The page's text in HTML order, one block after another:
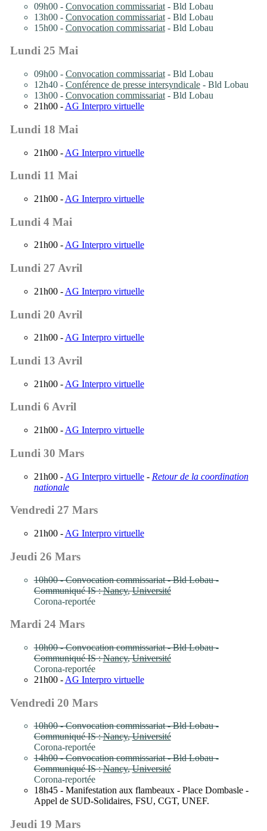
Jeudi 19 Mars
Vendredi 20 Mars
10h00 - Convocation commissariat - Bld Lobau -
Communiqué IS :Nancy,Université
Corona-reportée
14h00 - Convocation commissariat - Bld Lobau -
Communiqué IS :Nancy,Université
Corona-reportée
18h45 - Manifestation aux flambeaux - Place Dombasle -
Appel de SUD-Solidaires, FSU, CGT, UNEF.
Mardi 24 Mars
10h00 - Convocation commissariat - Bld Lobau -
Communiqué IS :Nancy,Université
Corona-reportée
21h00 - AG Interpro virtuelle
Jeudi 26 Mars
10h00 - Convocation commissariat - Bld Lobau -
Communiqué IS :Nancy,Université
Corona-reportée
Vendredi 27 Mars
21h00 - AG Interpro virtuelle
Lundi 30 Mars
21h00 - AG Interpro virtuelle- Retour de la coordination
nationale
Lundi 6 Avril
21h00 - AG Interpro virtuelle
Lundi 13 Avril
21h00 - AG Interpro virtuelle
Lundi 20 Avril
21h00 - AG Interpro virtuelle
Lundi 27 Avril
21h00 - AG Interpro virtuelle
Lundi 4 Mai
21h00 -AG Interpro virtuelle
Lundi 11 Mai
21h00 - AG Interpro virtuelle
Lundi 18 Mai
21h00 - AG Interpro virtuelle
Lundi 25 Mai
09h00 - Convocation commissariat- Bld Lobau
12h40 - Conférence de presse intersyndicale- Bld Lobau
13h00 - Convocation commissariat- Bld Lobau
21h00 - AG Interpro virtuelle
09h00 - Convocation commissariat- Bld Lobau
13h00 - Convocation commissariat- Bld Lobau
15h00 - Convocation commissariat- Bld Lobau